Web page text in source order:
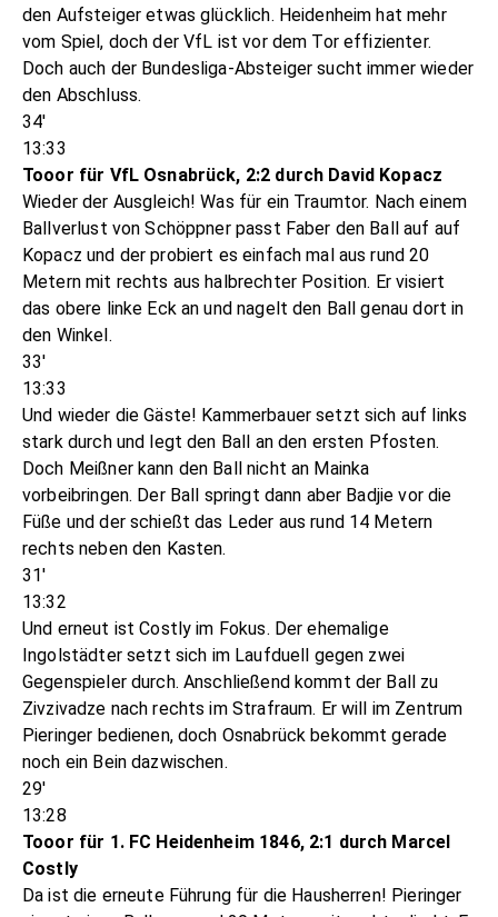
den Aufsteiger etwas glücklich. Heidenheim hat mehr
vom Spiel, doch der VfL ist vor dem Tor effizienter.
Doch auch der Bundesliga-Absteiger sucht immer wieder
den Abschluss.
34'
13:33
Tooor für VfL Osnabrück, 2:2 durch David Kopacz
Wieder der Ausgleich! Was für ein Traumtor. Nach einem
Ballverlust von Schöppner passt Faber den Ball auf auf
Kopacz und der probiert es einfach mal aus rund 20
Metern mit rechts aus halbrechter Position. Er visiert
das obere linke Eck an und nagelt den Ball genau dort in
den Winkel.
33'
13:33
Und wieder die Gäste! Kammerbauer setzt sich auf links
stark durch und legt den Ball an den ersten Pfosten.
Doch Meißner kann den Ball nicht an Mainka
vorbeibringen. Der Ball springt dann aber Badjie vor die
Füße und der schießt das Leder aus rund 14 Metern
rechts neben den Kasten.
31'
13:32
Und erneut ist Costly im Fokus. Der ehemalige
Ingolstädter setzt sich im Laufduell gegen zwei
Gegenspieler durch. Anschließend kommt der Ball zu
Zivzivadze nach rechts im Strafraum. Er will im Zentrum
Pieringer bedienen, doch Osnabrück bekommt gerade
noch ein Bein dazwischen.
29'
13:28
Tooor für 1. FC Heidenheim 1846, 2:1 durch Marcel
Costly
Da ist die erneute Führung für die Hausherren! Pieringer